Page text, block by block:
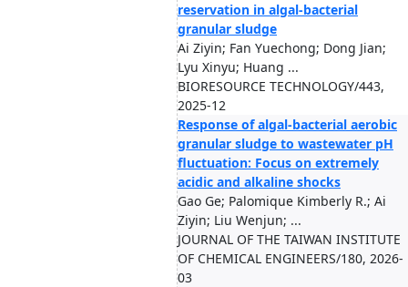
reservation in algal-bacterial
granular sludge
Ai Ziyin; Fan Yuechong; Dong Jian;
Lyu Xinyu; Huang ...
BIORESOURCE TECHNOLOGY/443,
2025-12
Response of algal-bacterial aerobic
granular sludge to wastewater pH
fluctuation: Focus on extremely
acidic and alkaline shocks
Gao Ge; Palomique Kimberly R.; Ai
Ziyin; Liu Wenjun; ...
JOURNAL OF THE TAIWAN INSTITUTE
OF CHEMICAL ENGINEERS/180, 2026-
03